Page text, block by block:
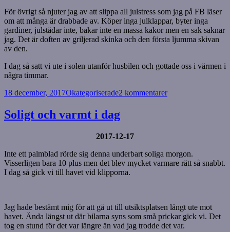
För övrigt så njuter jag av att slippa all julstress som jag på FB läser
om att många är drabbade av. Köper inga julklappar, byter inga
gardiner, julstädar inte, bakar inte en massa kakor men en sak saknar
jag. Det är doften av griljerad skinka och den första ljumma skivan
av den.
I dag så satt vi ute i solen utanför husbilen och gottade oss i värmen i
några timmar.
Postat
18 december, 2017Kategorier
Okategoriserade2 kommentarertill
Soligt och varmt i dag
2017-12-17
Inte ett palmblad rörde sig denna underbart soliga morgon.
Visserligen bara 10 plus men det blev mycket varmare rätt så snabbt.
I dag så gick vi till havet vid klipporna.
Jag hade bestämt mig för att gå ut till utsiktsplatsen långt ute mot
havet. Ända längst ut där bilarna syns som små prickar gick vi. Det
tog en stund för det var längre än vad jag trodde det var.